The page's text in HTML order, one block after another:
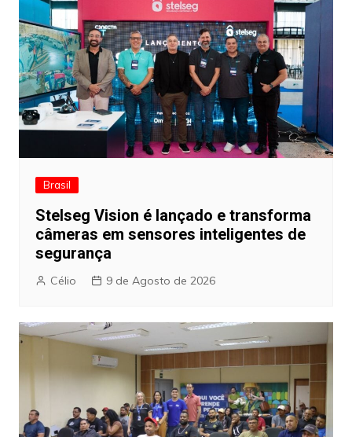
Brasil
Stelseg Vision é lançado e transforma
câmeras em sensores inteligentes de
segurança
Célio 9 de Agosto de 2026